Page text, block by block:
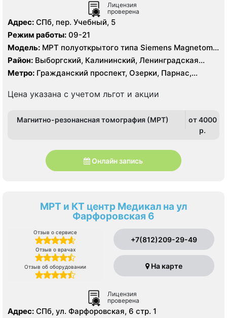
Лицензия
проверена
Адрес: СПб, пер. Учебный, 5
Режим работы: 09-21
Модель: МРТ полуоткрытого типа Siemens Magnetom
Espree 1.5 Тесла, КТ Siemens SOMATOM Definition 16
срезов, КТ Siemens SOMATOM Definition AS 64 среза
Район: Выборгский, Калининский, Ленинградская
область, Приморский
Метро: Гражданский проспект, Озерки, Парнас,
Цена указана с учетом льгот и акции
Магнитно-резонансная томография (МРТ)
от 4000
p.
Онлайн запись
МРТ и КТ центр Медикал на ул
Фарфоровская 6
Отзыв о сервисе
Отзыв о врачах
Отзыв об оборудовании
+7(812)209-29-49
На карте
Лицензия
проверена
Адрес: СПб, ул. Фарфоровская, 6 стр. 1